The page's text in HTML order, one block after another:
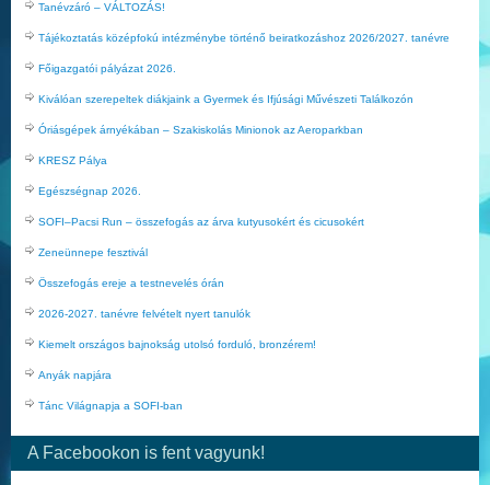
Tanévzáró – VÁLTOZÁS!
Tájékoztatás középfokú intézménybe történő beiratkozáshoz 2026/2027. tanévre
Főigazgatói pályázat 2026.
Kiválóan szerepeltek diákjaink a Gyermek és Ifjúsági Művészeti Találkozón
Óriásgépek árnyékában – Szakiskolás Minionok az Aeroparkban
KRESZ Pálya
Egészségnap 2026.
SOFI–Pacsi Run – összefogás az árva kutyusokért és cicusokért
Zeneünnepe fesztivál
Összefogás ereje a testnevelés órán
2026-2027. tanévre felvételt nyert tanulók
Kiemelt országos bajnokság utolsó forduló, bronzérem!
Anyák napjára
Tánc Világnapja a SOFI-ban
A Facebookon is fent vagyunk!